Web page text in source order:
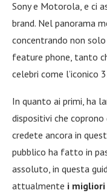
Sony e Motorola, e ci
brand. Nel panorama
concentrando non
feature phone, tanto
celebri come l’iconico
In quanto ai primi, ha
dispositivi che
credete ancora in
pubblico ha fatto in
assoluto, in questa
attualmente i migliori